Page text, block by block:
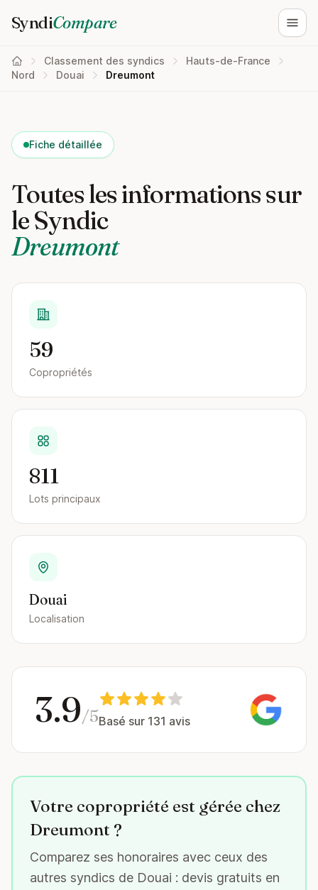
SyndiCompare
Classement des syndics
Hauts-de-France
Nord
Douai Dreumont
Fiche détaillée
Toutes les informations sur
le Syndic
Dreumont
59
Copropriétés
811
Lots principaux
Douai
Localisation
3.9/5Basé sur 131 avis
Votre copropriété est gérée chez
Dreumont ?
Comparez ses honoraires avec ceux des
autres syndics de Douai : devis gratuits en